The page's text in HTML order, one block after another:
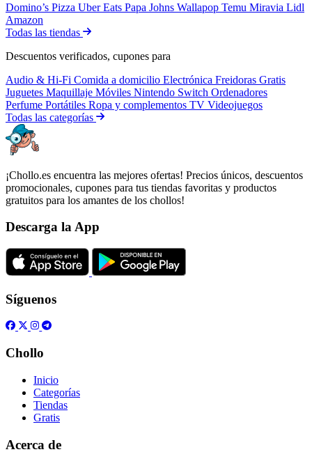
Domino’s Pizza Uber Eats Papa Johns Wallapop Temu Miravia Lidl
Amazon
Todas las tiendas
Descuentos verificados, cupones para
Audio & Hi-Fi Comida a domicilio Electrónica Freidoras Gratis
Juguetes Maquillaje Móviles Nintendo Switch Ordenadores
Perfume Portátiles Ropa y complementos TV Videojuegos
Todas las categorías
¡Chollo.es encuentra las mejores ofertas! Precios únicos, descuentos
promocionales, cupones para tus tiendas favoritas y productos
gratuitos para los amantes de los chollos!
Descarga la App
Síguenos
Chollo
Inicio
Categorías
Tiendas
Gratis
Acerca de